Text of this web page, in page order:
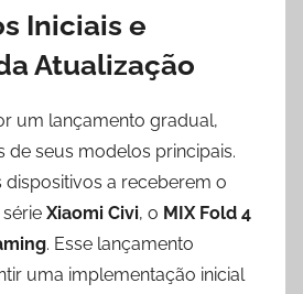
Iniciais e
Atualização
um lançamento gradual,
de seus modelos principais.
dispositivos a receberem o
Xiaomi Civi, o MIX Fold 4
. Esse lançamento
uma implementação inicial